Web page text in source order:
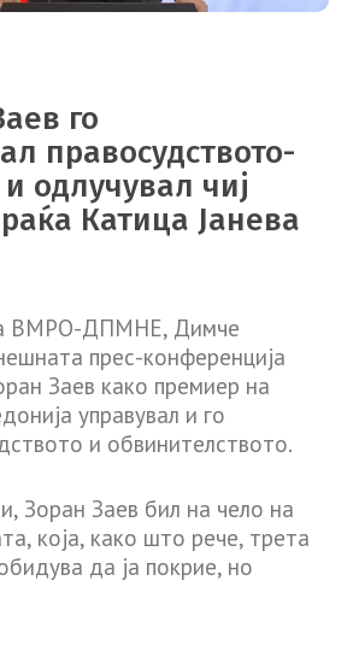
го
правосудството-
одлучувал чиј
Катица Јанева
ВМРО-ДПМНЕ, Димче
прес-конференција
Заев како премиер на
управувал и го
и обвинителството.
Зоран Заев бил на чело на
која, како што рече, трета
да ја покрие, но